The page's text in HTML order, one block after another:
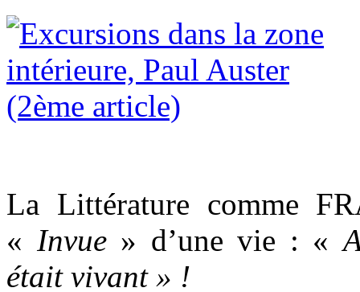
La Littérature comme
« Invue» d’une vie : «
était vivant » !